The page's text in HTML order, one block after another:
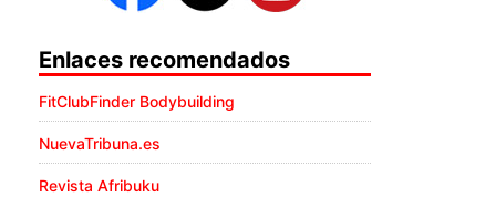
Enlaces recomendados
FitClubFinder Bodybuilding
NuevaTribuna.es
Revista Afribuku